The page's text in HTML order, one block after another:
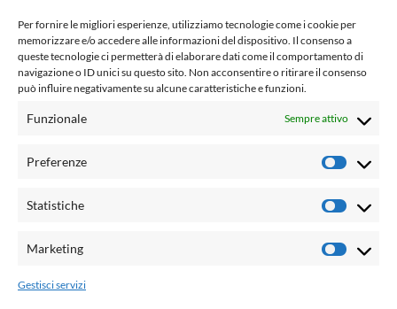
Per fornire le migliori esperienze, utilizziamo tecnologie come i cookie per
memorizzare e/o accedere alle informazioni del dispositivo. Il consenso a
queste tecnologie ci permetterà di elaborare dati come il comportamento di
navigazione o ID unici su questo sito. Non acconsentire o ritirare il consenso
può influire negativamente su alcune caratteristiche e funzioni.
Funzionale Sempre attivo
Preferenze
Statistiche
Marketing
Gestisci servizi
www.laletteraturaenoi.it
fondato da Romano Luperini
Questo blog non rappresenta una testata giornalistica in
quanto viene aggiornato senza alcuna periodicità. Non può
legge n° 62 del 7.03.2001. L'autore non è responsabile per
email: